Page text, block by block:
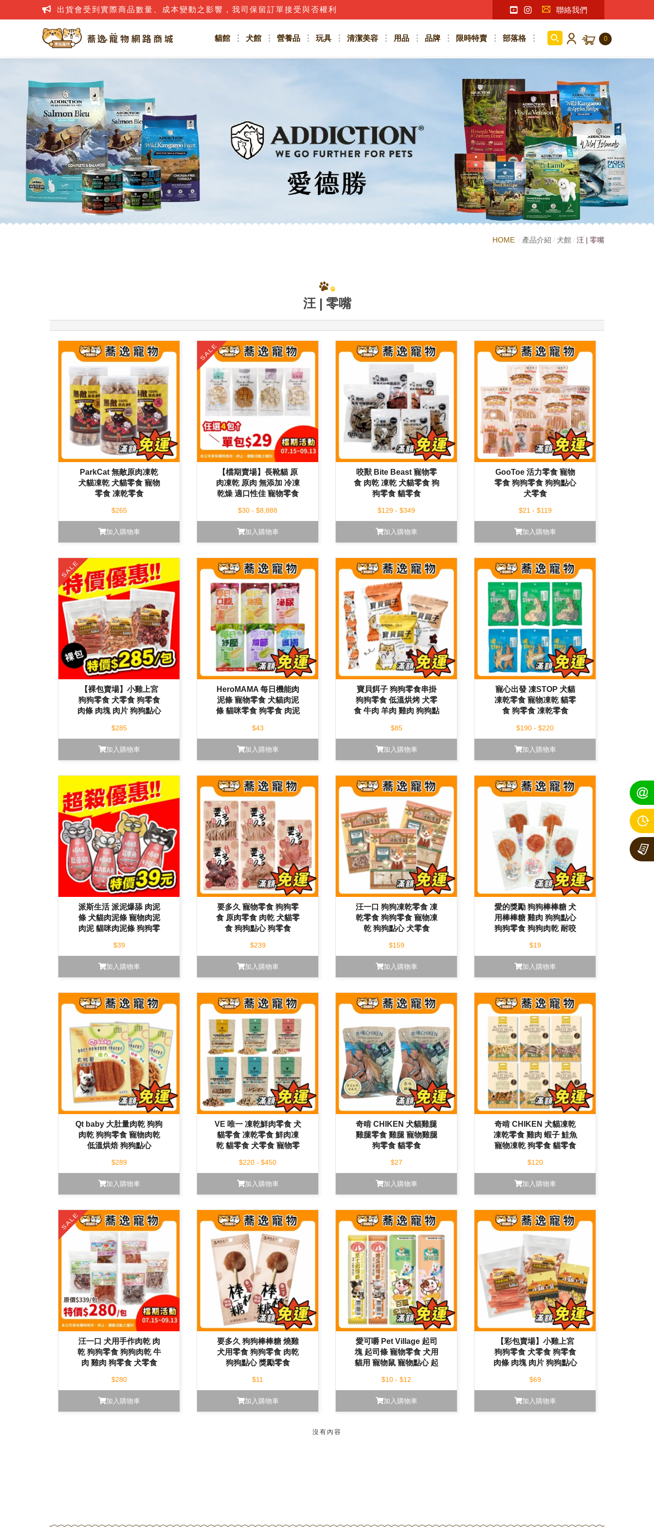
網路詐騙案件層出不窮，若接到疑似詐騙電話，應立即撥打165防詐騙專線或詢問客服人員唷!!
聯絡我們
貓館 犬館 營養品 玩具 清潔美容 用品 品牌 限時特賣 部落格 0
HOME 產品介紹 犬館 汪 | 零嘴
汪 | 零嘴
ParkCat 無敵原肉凍乾
犬貓凍乾 犬貓零食 寵物
零食 凍乾零食
$265
加入購物車
【檔期賣場】長靴貓 原
肉凍乾 原肉 無添加 冷凍
乾燥 適口性佳 寵物零食
$30 - $8,888
加入購物車
咬獸 Bite Beast 寵物零
食 肉乾 凍乾 犬貓零食 狗
狗零食 貓零食
$129 - $349
加入購物車
GooToe 活力零食 寵物
零食 狗狗零食 狗狗點心
犬零食
$21 - $119
加入購物車
【裸包賣場】小雞上宮
狗狗零食 犬零食 狗零食
肉條 肉塊 肉片 狗狗點心
$285
加入購物車
HeroMAMA 每日機能肉
泥條 寵物零食 犬貓肉泥
條 貓咪零食 狗零食 肉泥
$43
加入購物車
寶貝餌子 狗狗零食串掛
狗狗零食 低溫烘烤 犬零
食 牛肉 羊肉 雞肉 狗狗點
$85
加入購物車
寵心出發 凍STOP 犬貓
凍乾零食 寵物凍乾 貓零
食 狗零食 凍乾零食
$190 - $220
加入購物車
派斯生活 派泥爆舔 肉泥
條 犬貓肉泥條 寵物肉泥
肉泥 貓咪肉泥條 狗狗零
$39
加入購物車
要多久 寵物零食 狗狗零
食 原肉零食 肉乾 犬貓零
食 狗狗點心 狗零食
$239
加入購物車
汪一口 狗狗凍乾零食 凍
乾零食 狗狗零食 寵物凍
乾 狗狗點心 犬零食
$159
加入購物車
愛的獎勵 狗狗棒棒糖 犬
用棒棒糖 雞肉 狗狗點心
狗狗零食 狗狗肉乾 耐咬
$19
加入購物車
Qt baby 大肚量肉乾 狗狗
肉乾 狗狗零食 寵物肉乾
低溫烘焙 狗狗點心
$289
加入購物車
VE 唯一 凍乾鮮肉零食 犬
貓零食 凍乾零食 鮮肉凍
乾 貓零食 犬零食 寵物零
$220 - $450
加入購物車
奇啃 CHIKEN 犬貓雞腿
雞腿零食 雞腿 寵物雞腿
狗零食 貓零食
$27
加入購物車
奇啃 CHIKEN 犬貓凍乾
凍乾零食 雞肉 蝦子 鮭魚
寵物凍乾 狗零食 貓零食
$120
加入購物車
汪一口 犬用手作肉乾 肉
乾 狗狗零食 狗狗肉乾 牛
肉 雞肉 狗零食 犬零食
$280
加入購物車
要多久 狗狗棒棒糖 燒雞
犬用零食 狗狗零食 肉乾
狗狗點心 獎勵零食
$11
加入購物車
愛可嚼 Pet Village 起司
塊 起司條 寵物零食 犬用
貓用 寵物鼠 寵物點心 起
$10 - $12
加入購物車
【彩包賣場】小雞上宮
狗狗零食 犬零食 狗零食
肉條 肉塊 肉片 狗狗點心
$69
加入購物車
沒有內容